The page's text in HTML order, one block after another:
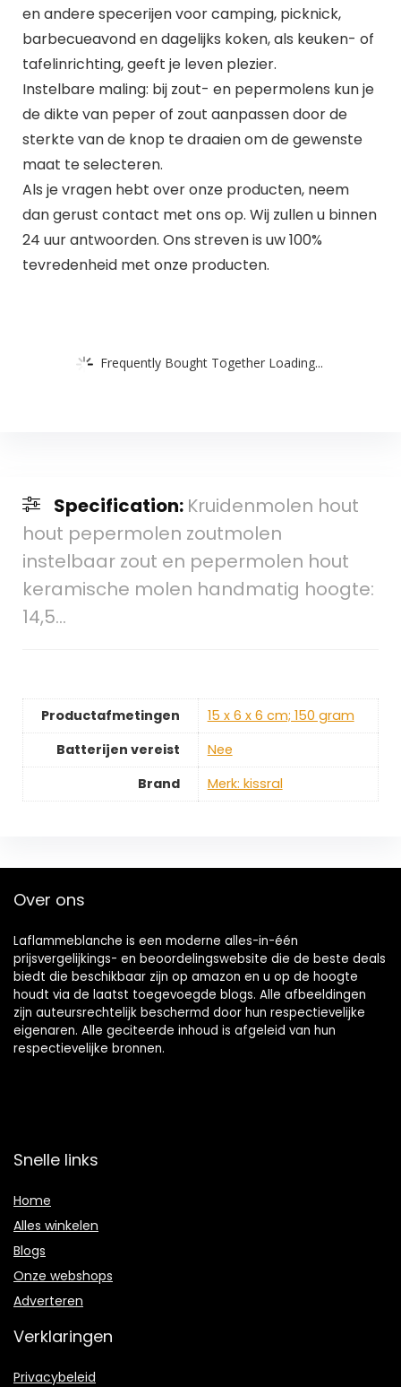
en andere specerijen voor camping, picknick,
barbecueavond en dagelijks koken, als keuken- of
tafelinrichting, geeft je leven plezier.
Instelbare maling: bij zout- en pepermolens kun je
de dikte van peper of zout aanpassen door de
sterkte van de knop te draaien om de gewenste
maat te selecteren.
Als je vragen hebt over onze producten, neem
dan gerust contact met ons op. Wij zullen u binnen
24 uur antwoorden. Ons streven is uw 100%
tevredenheid met onze producten.
Frequently Bought Together Loading...
Specification: Kruidenmolen hout
hout pepermolen zoutmolen
instelbaar zout en pepermolen hout
keramische molen handmatig hoogte:
14,5…
Productafmetingen
‎15 x 6 x 6 cm; 150 gram
Batterijen vereist
‎Nee
Brand
Merk: kissral
Over ons
Laflammeblanche is een moderne alles-in-één
prijsvergelijkings- en beoordelingswebsite die de beste deals
biedt die beschikbaar zijn op amazon en u op de hoogte
houdt via de laatst toegevoegde blogs. Alle afbeeldingen
zijn auteursrechtelijk beschermd door hun respectievelijke
eigenaren. Alle geciteerde inhoud is afgeleid van hun
respectievelijke bronnen.
Snelle links
Home
Alles winkelen
Blogs
Onze webshops
Adverteren
Verklaringen
Privacybeleid